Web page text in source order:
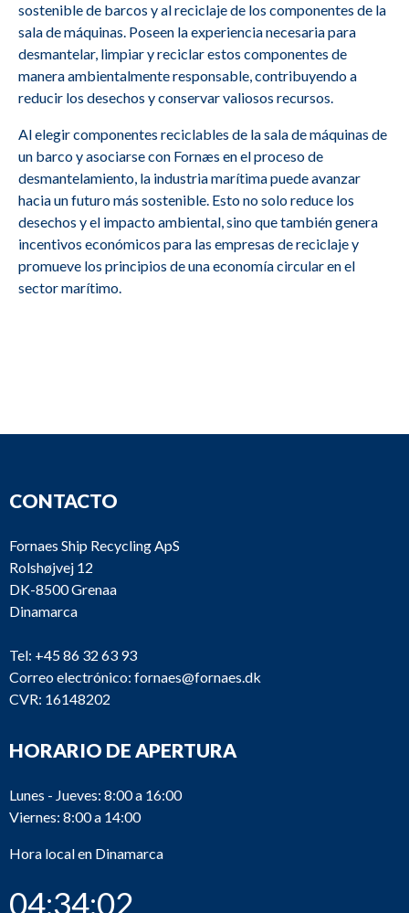
sostenible de barcos y al reciclaje de los componentes de la
sala de máquinas. Poseen la experiencia necesaria para
desmantelar, limpiar y reciclar estos componentes de
manera ambientalmente responsable, contribuyendo a
reducir los desechos y conservar valiosos recursos.
Al elegir componentes reciclables de la sala de máquinas de
un barco y asociarse con Fornæs en el proceso de
desmantelamiento, la industria marítima puede avanzar
hacia un futuro más sostenible. Esto no solo reduce los
desechos y el impacto ambiental, sino que también genera
incentivos económicos para las empresas de reciclaje y
promueve los principios de una economía circular en el
sector marítimo.
CONTACTO
Fornaes Ship Recycling ApS
Rolshøjvej 12
DK-8500 Grenaa
Dinamarca
Tel: +45 86 32 63 93
Correo electrónico: fornaes@fornaes.dk
CVR: 16148202
HORARIO DE APERTURA
Lunes - Jueves: 8:00 a 16:00
Viernes: 8:00 a 14:00
Hora local en Dinamarca
04:34:03